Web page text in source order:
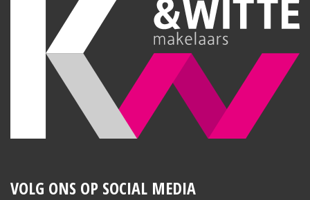
VOLG ONS OP SOCIAL MEDIA